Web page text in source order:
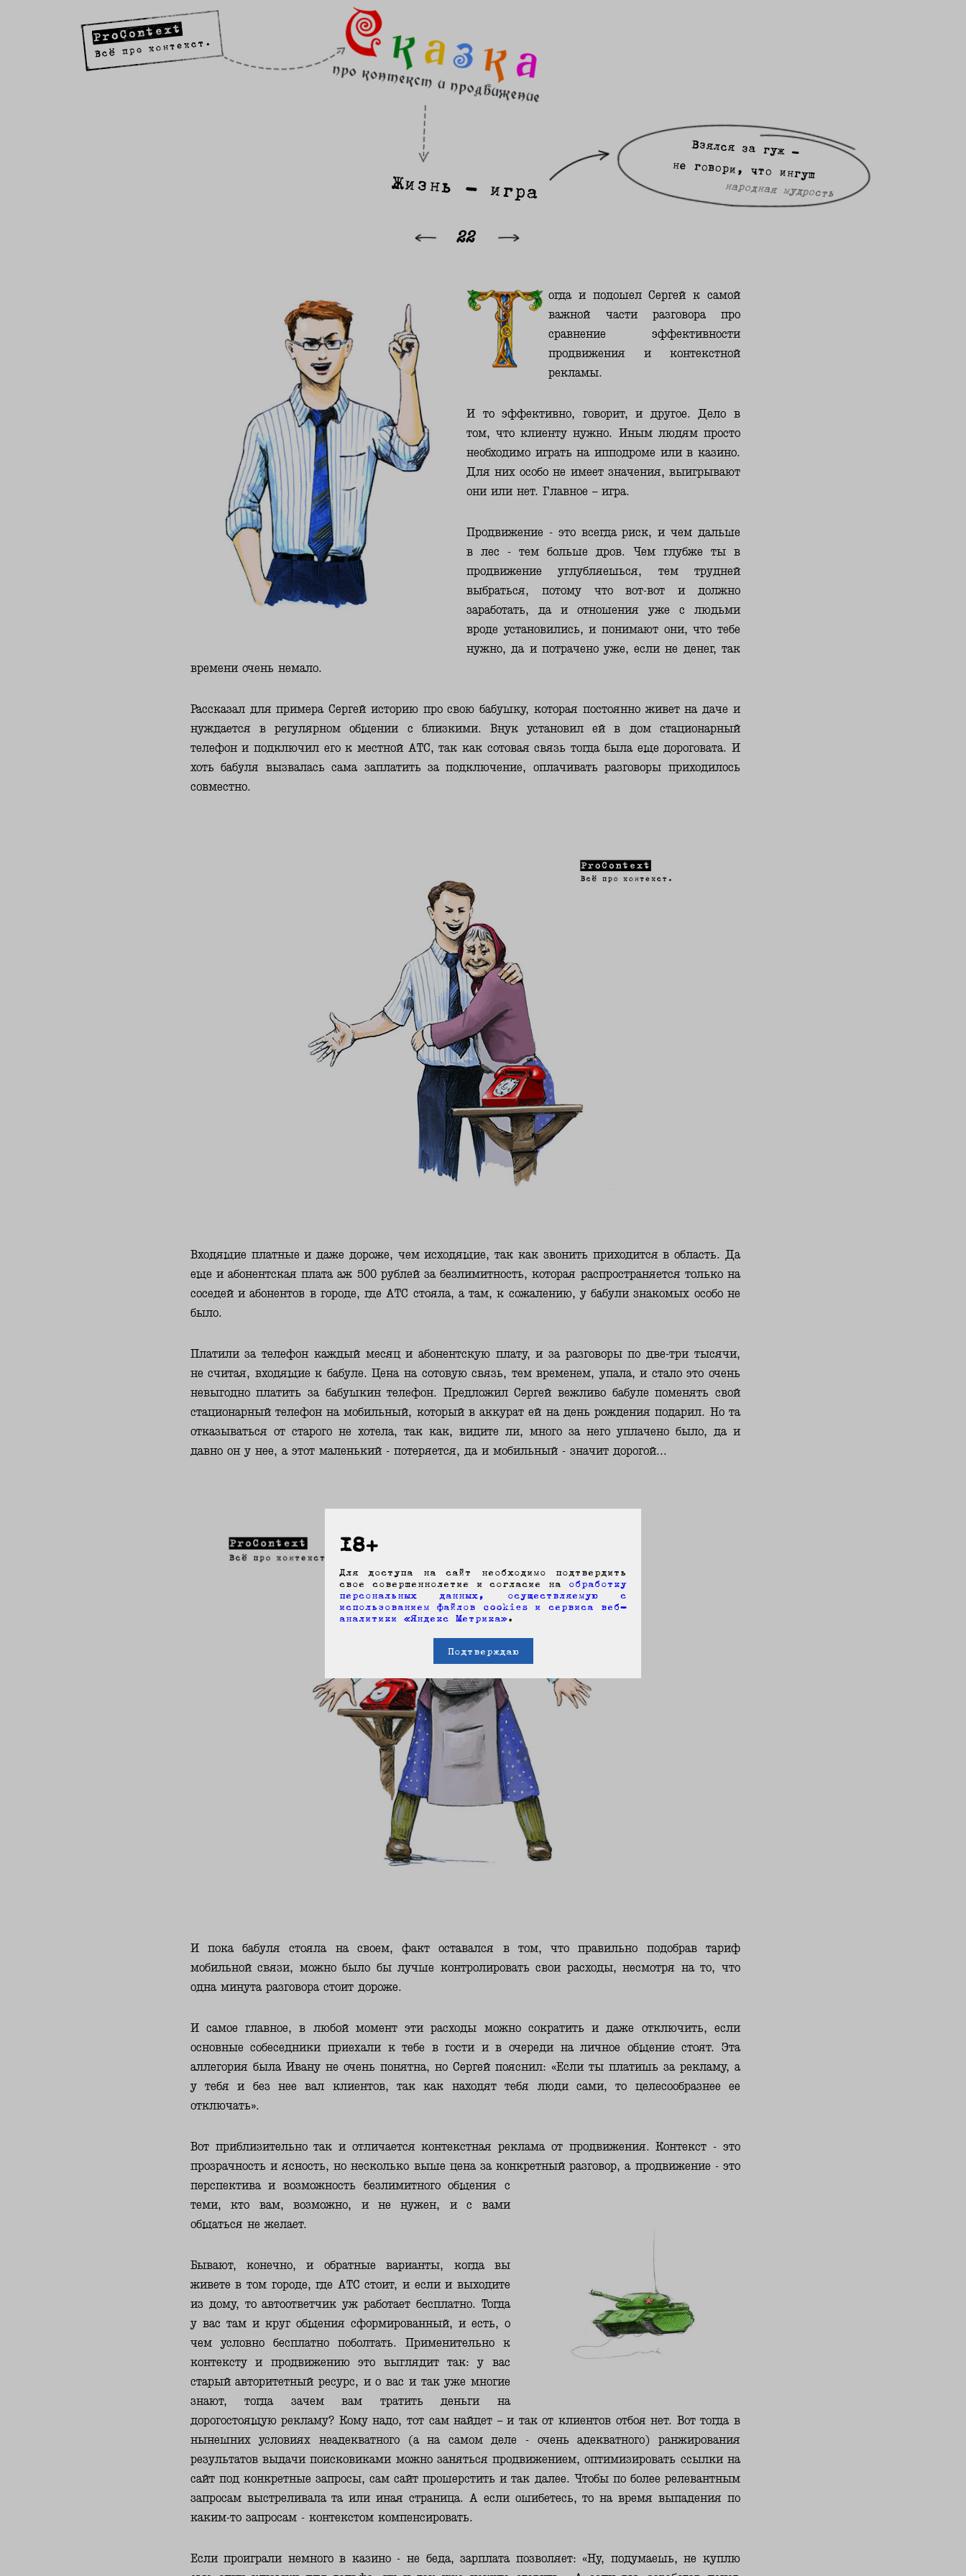
Жизнь - игра
Взялся за гуж -
не говори, что ингуш
народная мудрость
22
огда и подошел Сергей к самой
важной части разговора про
сравнение эффективности
продвижения и контекстной
рекламы.
И то эффективно, говорит, и другое. Дело в
том, что клиенту нужно. Иным людям просто
необходимо играть на ипподроме или в казино.
Для них особо не имеет значения, выигрывают
они или нет. Главное – игра.
Продвижение - это всегда риск, и чем дальше
в лес - тем больше дров. Чем глубже ты в
продвижение углубляешься, тем трудней
выбраться, потому что вот-вот и должно
заработать, да и отношения уже с людьми
вроде установились, и понимают они, что тебе
нужно, да и потрачено уже, если не денег, так
времени очень немало.
Рассказал для примера Сергей историю про свою бабушку, которая постоянно живет на даче и
нуждается в регулярном общении с близкими. Внук установил ей в дом стационарный
телефон и подключил его к местной АТС, так как сотовая связь тогда была еще дороговата. И
хоть бабуля вызвалась сама заплатить за подключение, оплачивать разговоры приходилось
совместно.
Входящие платные и даже дороже, чем исходящие, так как звонить приходится в область. Да
еще и абонентская плата аж 500 рублей за безлимитность, которая распространяется только на
соседей и абонентов в городе, где АТС стояла, а там, к сожалению, у бабули знакомых особо не
было.
Платили за телефон каждый месяц и абонентскую плату, и за разговоры по две-три тысячи,
не считая, входящие к бабуле. Цена на сотовую связь, тем временем, упала, и стало это очень
невыгодно платить за бабушкин телефон. Предложил Сергей вежливо бабуле поменять свой
стационарный телефон на мобильный, который в аккурат ей на день рождения подарил. Но та
отказываться от старого не хотела, так как, видите ли, много за него уплачено было, да и
давно он у нее, а этот маленький - потеряется, да и мобильный - значит дорогой...
И пока бабуля стояла на своем, факт оставался в том, что правильно подобрав тариф
мобильной связи, можно было бы лучше контролировать свои расходы, несмотря на то, что
одна минута разговора стоит дороже.
И самое главное, в любой момент эти расходы можно сократить и даже отключить, если
основные собеседники приехали к тебе в гости и в очереди на личное общение стоят. Эта
аллегория была Ивану не очень понятна, но Сергей пояснил: «Если ты платишь за рекламу, а
у тебя и без нее вал клиентов, так как находят тебя люди сами, то целесообразнее ее
отключать».
Вот приблизительно так и отличается контекстная реклама от продвижения. Контекст - это
прозрачность и ясность, но несколько выше цена за конкретный разговор, а продвижение - это
перспектива и возможность безлимитного общения с
теми, кто вам, возможно, и не нужен, и с вами
общаться не желает.
Бывают, конечно, и обратные варианты, когда вы
живете в том городе, где АТС стоит, и если и выходите
из дому, то автоответчик уж работает бесплатно. Тогда
у вас там и круг общения сформированный, и есть, о
чем условно бесплатно поболтать. Применительно к
контексту и продвижению это выглядит так: у вас
старый авторитетный ресурс, и о вас и так уже многие
знают, тогда зачем вам тратить деньги на
дорогостоящую рекламу? Кому надо, тот сам найдет – и так от клиентов отбоя нет. Вот тогда в
нынешних условиях неадекватного (а на самом деле - очень адекватного) ранжирования
результатов выдачи поисковиками можно заняться продвижением, оптимизировать ссылки на
сайт под конкретные запросы, сам сайт прошерстить и так далее. Чтобы по более релевантным
запросам выстреливала та или иная страница. А если ошибетесь, то на время выпадения по
каким-то запросам - контекстом компенсировать.
Если проиграли немного в казино - не беда, зарплата позволяет: «Ну, подумаешь, не куплю
18+
Для доступа на сайт необходимо подтвердить
свое совершеннолетие и согласие на обработку
персональных данных, осуществляемую с
использованием файлов cookies и сервиса веб-
аналитики «Яндекс Метрика».
Подтверждаю